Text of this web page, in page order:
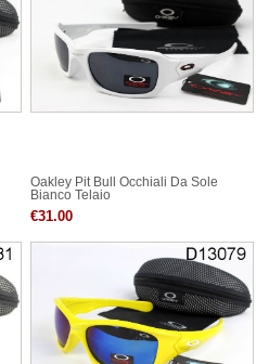
Oakley Pit Bull Occhiali Da Sole
Bianco Telaio
€31.00